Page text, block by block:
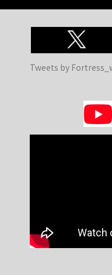
Tweets by